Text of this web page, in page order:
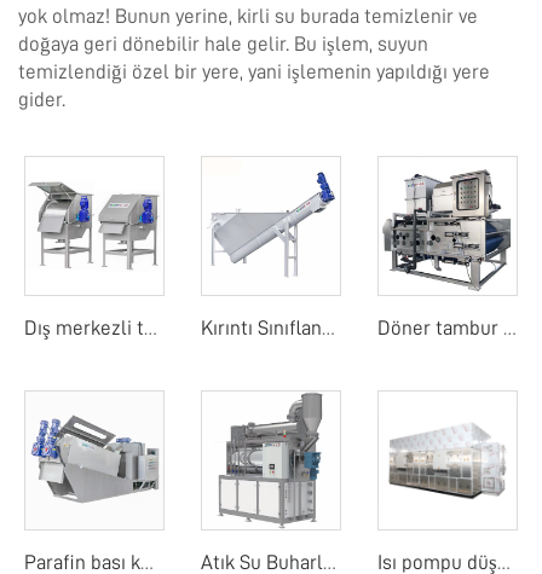
yok olmaz! Bunun yerine, kirli su burada temizlenir ve
doğaya geri dönebilir hale gelir. Bu işlem, suyun
temizlendiği özel bir yere, yani işlemenin yapıldığı yere
gider.
Dış merkezli tambur ekranı Kırıntı Sınıflandırıcı Döner tambur bant filtre basıncı
Parafin bası kurutucu Atık Su Buharlaştırıcı Isı pompu düşük sıcaklık bant kurutma makinesi